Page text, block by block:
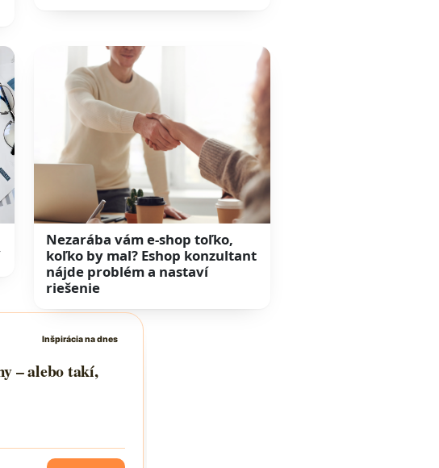
Nezarába vám e-shop toľko,
koľko by mal? Eshop konzultant
nájde problém a nastaví
riešenie